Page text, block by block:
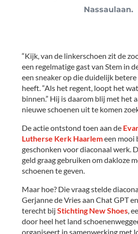
Nassaulaan.
“Kijk, van de linkerschoen zit de
een regelmatige gast van Stem in
een sneaker op die duidelijk
heeft. “Als het regent, loopt het
binnen.” Hij is daarom blij met het
nieuwe schoenen uit te komen
De actie ontstond toen aan de
Lutherse Kerk Haarlemeen mooi
geschonken voor diaconaal werk.
geld graag gebruiken om dakloze
schoenen te geven.
Maar hoe? Die vraag stelde
Gerjanne de Vries aan Chat GPT
terecht bij Stichting New Shoes,
door heel het land
organiseert in samenwerking met